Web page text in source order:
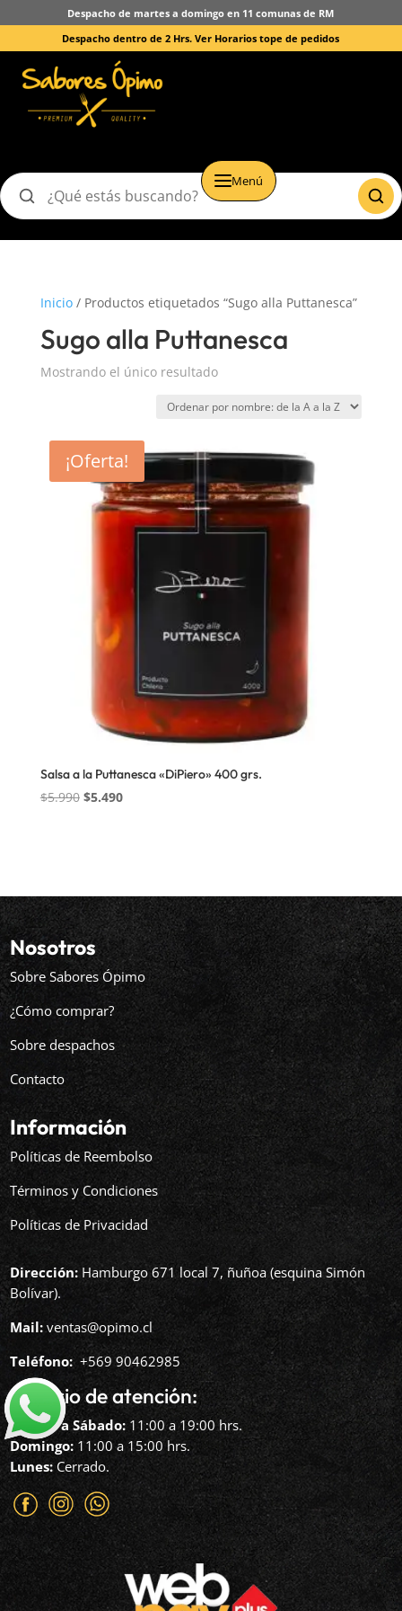
Despacho de martes a domingo en 11 comunas de RM
Despacho dentro de 2 Hrs.Ver Horarios tope de pedidos
Menú
Buscar
Inicio/ Productos etiquetados “Sugo alla Puttanesca”
Sugo alla Puttanesca
Mostrando el único resultado
¡Oferta!
Salsa a la Puttanesca «DiPiero» 400 grs.
$5.990 El
$5.490El
Nosotros
Sobre Sabores Ópimo
¿Cómo comprar?
Sobre despachos
Contacto
Información
Políticas de Reembolso
Términos y Condiciones
Políticas de Privacidad
Dirección: Hamburgo 671 local 7, ñuñoa (esquina Simón
Bolívar).
Mail: ventas@opimo.cl
Teléfono: ‪+569 90462985‬
Horario de atención:
Martes a Sábado: 11:00 a 19:00 hrs.
Domingo: 11:00 a 15:00 hrs.
Lunes: Cerrado.